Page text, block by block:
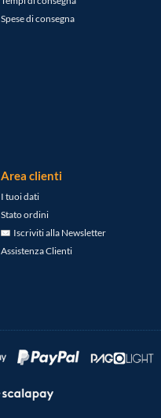
Spese di consegna
Area clienti
I tuoi dati
Stato ordini
Iscriviti alla Newsletter
Assistenza Clienti